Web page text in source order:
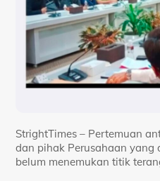
StrightTimes – Pertemuan
dan pihak Perusahaan yang
belum menemukan titik